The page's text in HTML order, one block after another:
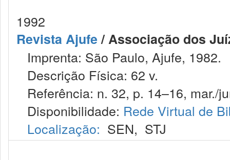
1992
Revista Ajufe/ Associação dos
Imprenta: São Paulo, Ajufe, 1982.
Descrição Física: 62 v.
Referência: n. 32, p. 14–16, mar./
Disponibilidade: Rede Virtual de
Localização: SEN, STJ